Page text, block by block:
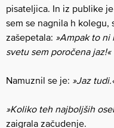
pisateljica. In iz publike
sem se nagnila h kolegu,
zašepetala: »Ampak to ni
svetu sem poročena jaz!«
Namuznil se je: »Jaz
»Koliko teh najboljših
zaigrala začudenje.